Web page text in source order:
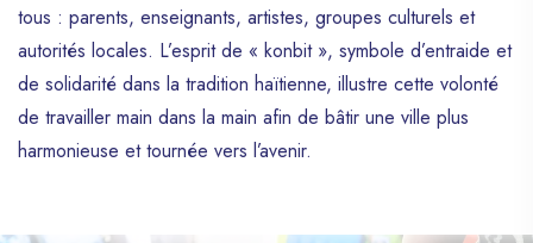
tous : parents, enseignants, artistes, groupes culturels et
autorités locales. L’esprit de « konbit », symbole d’entraide et
de solidarité dans la tradition haïtienne, illustre cette volonté
de travailler main dans la main afin de bâtir une ville plus
harmonieuse et tournée vers l’avenir.